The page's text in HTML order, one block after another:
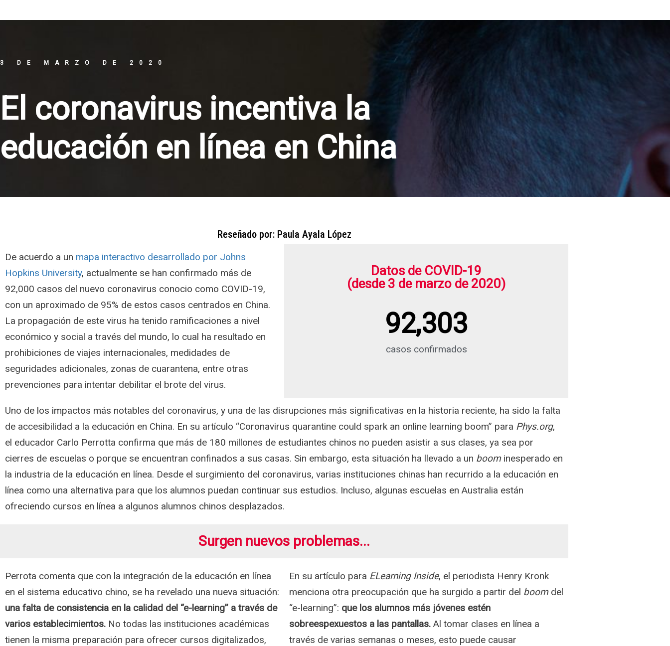
3 DE MARZO DE 2020
El coronavirus incentiva la
educación en línea en China
Reseñado por: Paula Ayala López
De acuerdo a un mapa interactivo desarrollado por Johns
Hopkins University, actualmente se han confirmado más de
92,000 casos del nuevo coronavirus conocio como COVID-19,
con un aproximado de 95% de estos casos centrados en China.
La propagación de este virus ha tenido ramificaciones a nivel
económico y social a través del mundo, lo cual ha resultado en
prohibiciones de viajes internacionales, medidades de
seguridades adicionales, zonas de cuarantena, entre otras
prevenciones para intentar debilitar el brote del virus.
Datos de COVID-19
(desde 3 de marzo de 2020)
casos confirmados
92,303
Uno de los impactos más notables del coronavirus, y una de las disrupciones más significativas en la historia reciente, ha sido la falta
de accesibilidad a la educación en China. En su artículo “Coronavirus quarantine could spark an online learning boom” para Phys.org,
el educador Carlo Perrotta confirma que más de 180 millones de estudiantes chinos no pueden asistir a sus clases, ya sea por
cierres de escuelas o porque se encuentran confinados a sus casas. Sin embargo, esta situación ha llevado a un boom inesperado en
la industria de la educación en línea. Desde el surgimiento del coronavirus, varias instituciones chinas han recurrido a la educación en
línea como una alternativa para que los alumnos puedan continuar sus estudios. Incluso, algunas escuelas en Australia están
ofreciendo cursos en línea a algunos alumnos chinos desplazados.
Surgen nuevos problemas...
Perrota comenta que con la integración de la educación en línea
en el sistema educativo chino, se ha revelado una nueva situación:
una falta de consistencia en la calidad del “e-learning” a través de
varios establecimientos. No todas las instituciones académicas
tienen la misma preparación para ofrecer cursos digitalizados,
En su artículo para ELearning Inside, el periodista Henry Kronk
menciona otra preocupación que ha surgido a partir del boomdel
“e-learning”: que los alumnos más jóvenes estén
sobreespexuestos a las pantallas. Al tomar clases en línea a
través de varias semanas o meses, esto puede causar